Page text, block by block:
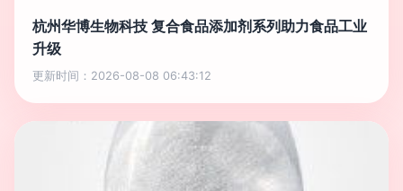
杭州华博生物科技 复合食品添加剂系列助力食品工业
升级
更新时间：2026-08-08 06:43:12